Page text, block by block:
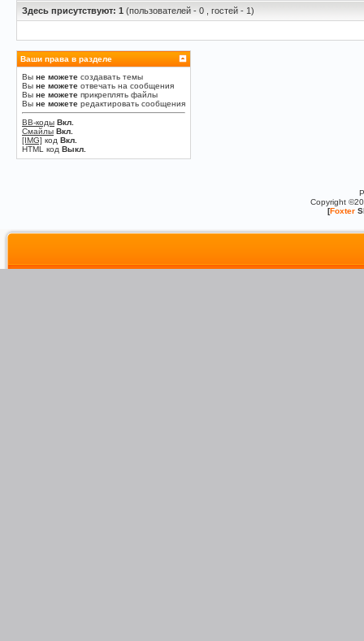
Здесь присутствуют: 1 (пользователей - 0 , гостей - 1)
Ваши права в разделе
Вы не можете создавать темы
Вы не можете отвечать на сообщения
Вы не можете прикреплять файлы
Вы не можете редактировать сообщения
BB-коды Вкл.
Смайлы Вкл.
[IMG] код Вкл.
HTML код Выкл.
Copyright
[Foxter